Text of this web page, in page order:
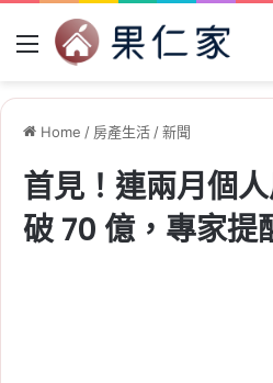
Menu
Home / 房產生活/新聞
首見！連兩月個
破 70 億，專家提